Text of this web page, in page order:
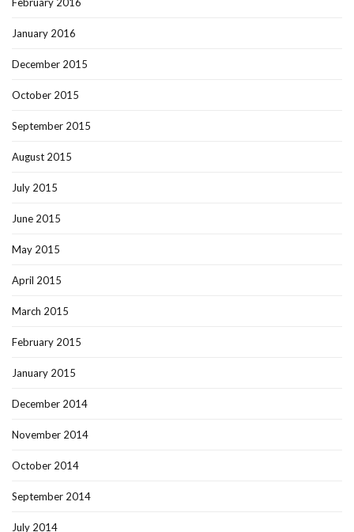
February 2016
January 2016
December 2015
October 2015
September 2015
August 2015
July 2015
June 2015
May 2015
April 2015
March 2015
February 2015
January 2015
December 2014
November 2014
October 2014
September 2014
July 2014